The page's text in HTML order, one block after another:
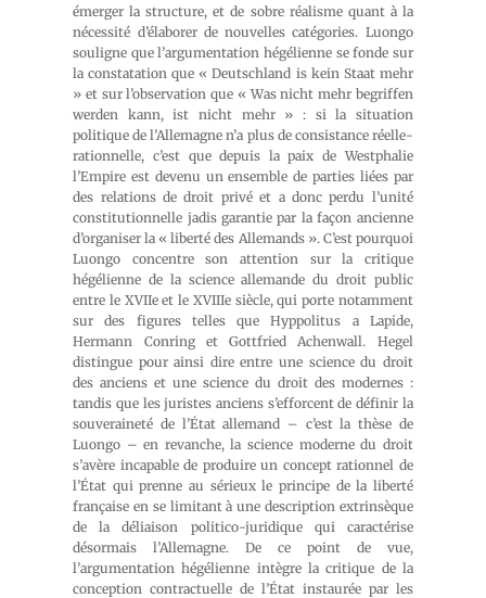
émerger la structure, et de sobre réalisme quant à la
nécessité d’élaborer de nouvelles catégories. Luongo
souligne que l’argumentation hégélienne se fonde sur
la constatation que « Deutschland is kein Staat mehr
» et sur l’observation que « Was nicht mehr begriffen
werden kann, ist nicht mehr » : si la situation
politique de l’Allemagne n’a plus de consistance réelle-
rationnelle, c’est que depuis la paix de Westphalie
l’Empire est devenu un ensemble de parties liées par
des relations de droit privé et a donc perdu l’unité
constitutionnelle jadis garantie par la façon ancienne
d’organiser la « liberté des Allemands ». C’est pourquoi
Luongo concentre son attention sur la critique
hégélienne de la science allemande du droit public
entre le XVIIe et le XVIIIe siècle, qui porte notamment
sur des figures telles que Hyppolitus a Lapide,
Hermann Conring et Gottfried Achenwall. Hegel
distingue pour ainsi dire entre une science du droit
des anciens et une science du droit des modernes :
tandis que les juristes anciens s’efforcent de définir la
souveraineté de l’État allemand – c’est la thèse de
Luongo – en revanche, la science moderne du droit
s’avère incapable de produire un concept rationnel de
l’État qui prenne au sérieux le principe de la liberté
française en se limitant à une description extrinsèque
de la déliaison politico-juridique qui caractérise
désormais l’Allemagne. De ce point de vue,
l’argumentation hégélienne intègre la critique de la
conception contractuelle de l’État instaurée par les